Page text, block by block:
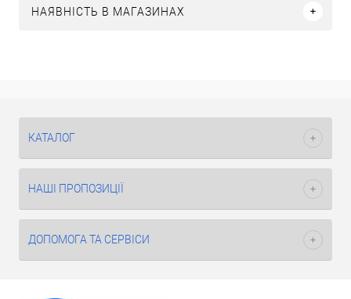
НАЯВНІСТЬ В МАГАЗИНАХ
КАТАЛОГ
НАШІ ПРОПОЗИЦІЇ
ДОПОМОГА ТА СЕРВІСИ